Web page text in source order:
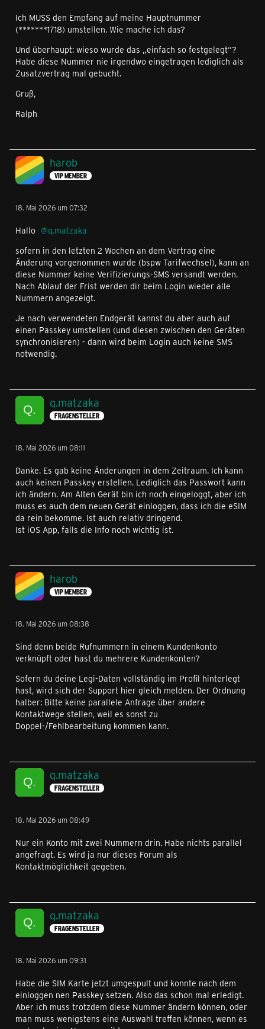
Ich MUSS den Empfang auf meine Hauptnummer
(*******1718) umstellen. Wie mache ich das?
Und überhaupt: wieso wurde das „einfach so festgelegt“?
Habe diese Nummer nie irgendwo eingetragen lediglich als
Zusatzvertrag mal gebucht.
Gruß,
Ralph
harob
VIP MEMBER
18. Mai 2026 um 07:32
Hallo
q.matzaka
sofern in den letzten 2 Wochen an dem Vertrag eine
Änderung vorgenommen wurde (bspw Tarifwechsel), kann an
diese Nummer keine Verifizierungs-SMS versandt werden.
Nach Ablauf der Frist werden dir beim Login wieder alle
Nummern angezeigt.
Je nach verwendeten Endgerät kannst du aber auch auf
einen Passkey umstellen (und diesen zwischen den Geräten
synchronisieren) - dann wird beim Login auch keine SMS
notwendig.
q.matzaka
FRAGENSTELLER
18. Mai 2026 um 08:11
Danke. Es gab keine Änderungen in dem Zeitraum. Ich kann
auch keinen Passkey erstellen. Lediglich das Passwort kann
ich ändern. Am Alten Gerät bin ich noch eingeloggt, aber ich
muss es auch dem neuen Gerät einloggen, dass ich die eSIM
da rein bekomme. Ist auch relativ dringend.
Ist iOS App, falls die Info noch wichtig ist.
harob
VIP MEMBER
18. Mai 2026 um 08:38
Sind denn beide Rufnummern in einem Kundenkonto
verknüpft oder hast du mehrere Kundenkonten?
Sofern du deine Legi-Daten vollständig im Profil hinterlegt
hast, wird sich der Support hier gleich melden. Der Ordnung
halber: Bitte keine parallele Anfrage über andere
Kontaktwege stellen, weil es sonst zu
Doppel-/Fehlbearbeitung kommen kann.
q.matzaka
FRAGENSTELLER
18. Mai 2026 um 08:49
Nur ein Konto mit zwei Nummern drin. Habe nichts parallel
angefragt. Es wird ja nur dieses Forum als
Kontaktmöglichkeit gegeben.
q.matzaka
FRAGENSTELLER
18. Mai 2026 um 09:31
Habe die SIM Karte jetzt umgespult und konnte nach dem
einloggen nen Passkey setzen. Also das schon mal erledigt.
Aber ich muss trotzdem diese Nummer ändern können, oder
man muss wenigstens eine Auswahl treffen können, wenn es